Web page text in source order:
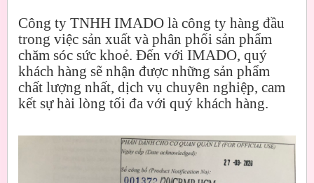
Công ty TNHH IMADO là công ty hàng đầu
trong việc sản xuất và phân phối sản phẩm
chăm sóc sức khoẻ. Đến với IMADO, quý
khách hàng sẽ nhận được những sản phẩm
chất lượng nhất, dịch vụ chuyên nghiệp, cam
kết sự hài lòng tối đa với quý khách hàng.